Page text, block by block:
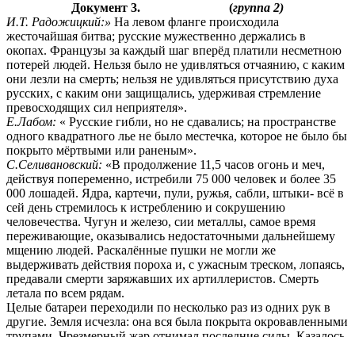
Документ 3. (группа 2)
И.Т. Радожицкий:» На левом фланге происходила
жесточайшая битва; русские мужественно держались в
окопах. Французы за каждый шаг вперёд платили несметною
потерей людей. Нельзя было не удивляться отчаянию, с каким
они лезли на смерть; нельзя не удивляться присутствию духа
русских, с каким они защищались, удерживая стремление
превосходящих сил неприятеля».
Е.Лабом: « Русские гибли, но не сдавались; на пространстве
одного квадратного лье не было местечка, которое не было бы
покрыто мёртвыми или раненым».
С.Селивановский: «В продолжение 11,5 часов огонь и меч,
действуя попеременно, истребили 75 000 человек и более 35
000 лошадей. Ядра, картечи, пули, ружья, сабли, штыки- всё в
сей день стремилось к истреблению и сокрушению
человечества. Чугун и железо, сии металлы, самое время
переживающие, оказывались недостаточными дальнейшему
мщению людей. Раскалённые пушки не могли же
выдерживать действия пороха и, с ужасным треском, лопаясь,
предавали смерти заряжавших их артиллеристов. Смерть
летала по всем рядам.
Целые батареи переходили по несколько раз из одних рук в
другие. Земля исчезла: она вся была покрыта окровавленными